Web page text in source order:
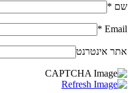
שם *
Email
*
אתר אינטרנט